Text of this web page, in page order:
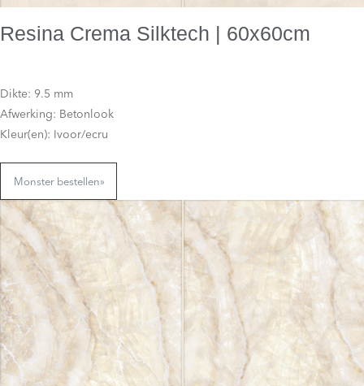
Resina Crema Silktech | 60x60cm
Dikte: 9.5 mm
Afwerking: Betonlook
Kleur(en): Ivoor/ecru
Monster bestellen»